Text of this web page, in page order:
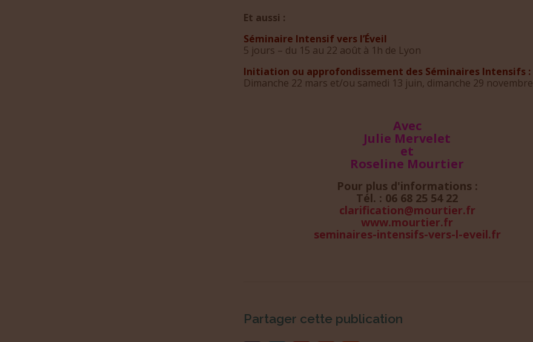
Et aussi :
Séminaire Intensif vers l’Éveil
5 jours – du 15 au 22 août à 1h de Lyon
Initiation ou approfondissement des Séminaires Intensifs :
Dimanche 22 mars et/ou samedi 13 juin, dimanche 29 novembre
Avec
Julie Mervelet
et
Roseline Mourtier
Pour plus d'informations :
Tél. : 06 68 25 54 22
clarification@mourtier.fr
www.mourtier.fr
seminaires-intensifs-vers-l-eveil.fr
Partager cette publication